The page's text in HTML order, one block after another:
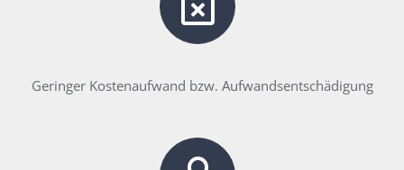
Geringer Kostenaufwand bzw. Aufwandsentschädigung